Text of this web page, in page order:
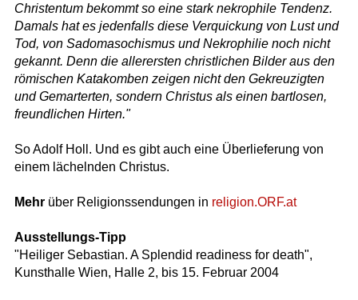
Christentum bekommt so eine stark nekrophile Tendenz.
Damals hat es jedenfalls diese Verquickung von Lust und
Tod, von Sadomasochismus und Nekrophilie noch nicht
gekannt. Denn die allerersten christlichen Bilder aus den
römischen Katakomben zeigen nicht den Gekreuzigten
und Gemarterten, sondern Christus als einen bartlosen,
freundlichen Hirten."
So Adolf Holl. Und es gibt auch eine Überlieferung von
einem lächelnden Christus.
Mehrüber Religionssendungen in religion.ORF.at
Ausstellungs-Tipp
"Heiliger Sebastian. A Splendid readiness for death",
Kunsthalle Wien, Halle 2, bis 15. Februar 2004